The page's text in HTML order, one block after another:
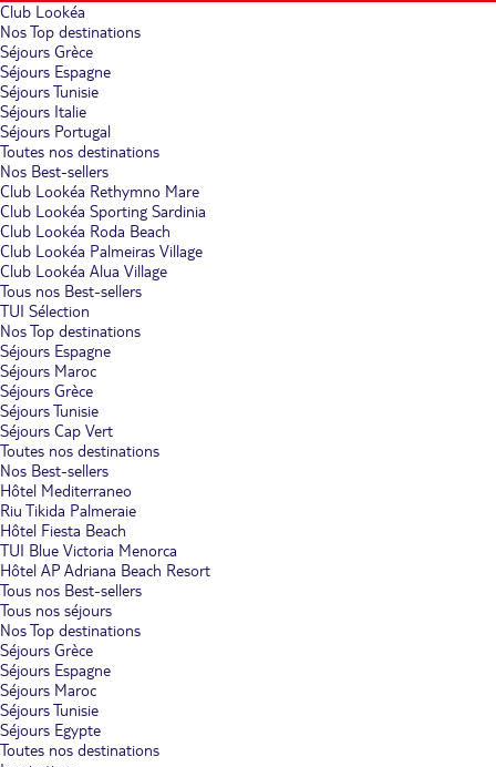
Club Lookéa
Nos Top destinations
Séjours Grèce
Séjours Espagne
Séjours Tunisie
Séjours Italie
Séjours Portugal
Toutes nos destinations
Nos Best-sellers
Club Lookéa Rethymno Mare
Club Lookéa Sporting Sardinia
Club Lookéa Roda Beach
Club Lookéa Palmeiras Village
Club Lookéa Alua Village
Tous nos Best-sellers
TUI Sélection
Nos Top destinations
Séjours Espagne
Séjours Maroc
Séjours Grèce
Séjours Tunisie
Séjours Cap Vert
Toutes nos destinations
Nos Best-sellers
Hôtel Mediterraneo
Riu Tikida Palmeraie
Hôtel Fiesta Beach
TUI Blue Victoria Menorca
Hôtel AP Adriana Beach Resort
Tous nos Best-sellers
Tous nos séjours
Nos Top destinations
Séjours Grèce
Séjours Espagne
Séjours Maroc
Séjours Tunisie
Séjours Egypte
Toutes nos destinations